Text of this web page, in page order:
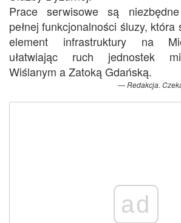
Prace serwisowe są
pełnej funkcjonalności śluzy,
element infrastruktury na
ułatwiając ruch jednostek
Wiślanym a Zatoką Gdańską.
Redakcja.
ad